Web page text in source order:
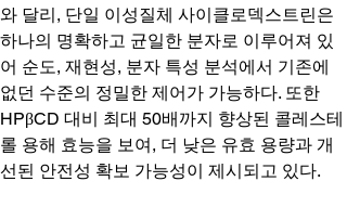
와 달리, 단일 이성질체 사이클로덱스트린은
하나의 명확하고 균일한 분자로 이루어져 있
어 순도, 재현성, 분자 특성 분석에서 기존에
없던 수준의 정밀한 제어가 가능하다. 또한
HPβCD 대비 최대 50배까지 향상된 콜레스테
롤 용해 효능을 보여, 더 낮은 유효 용량과 개
선된 안전성 확보 가능성이 제시되고 있다.